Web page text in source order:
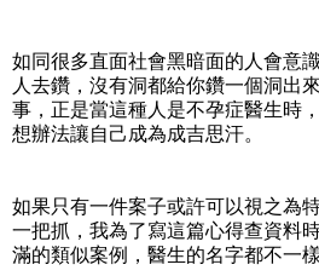
如同很多直面社會黑暗面的人會意
人去鑽，沒有洞都給你鑽一個洞出
事，正是當這種人是不孕症醫生時
想辦法讓自己成為成吉思汗。
如果只有一件案子或許可以視之為
一把抓，我為了寫這篇心得查資料
滿的類似案例，醫生的名字都不一樣